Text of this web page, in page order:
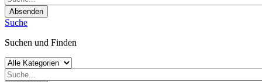
Absenden
Suche
Suchen und Finden